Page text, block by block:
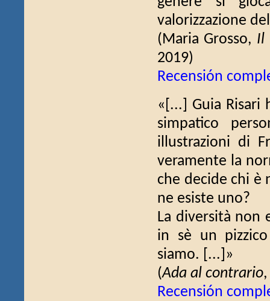
valorizzazione
(Maria Grosso, Il
2019)
Recensión
«[...] Guia Risari
simpatico
illustrazioni di
veramente la
che decide chi è
ne esiste uno?
La diversità non
in sè un
siamo. [...]»
(Ada al contrario,
Recensión